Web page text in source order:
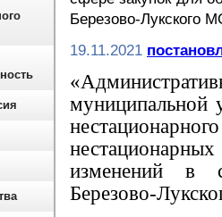
Березово-Лукского
19.11.2021
муниципальной
изменений в
Березово-